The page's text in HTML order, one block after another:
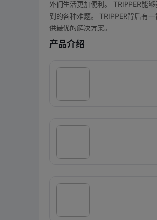
外们生活更加便利。 TRIPPER能
到的各种难题。 TRIPPER背后有
供最优的解决方案。
产品介绍